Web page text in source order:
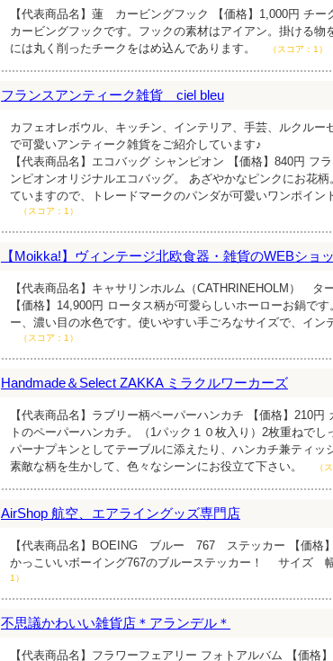
【代表商品名】蓮 カービングフック 【価格】1,000円 チー
カービングフックです。フックの素材はアイアン。掛ける物
には丸く削ったチークをはめ込んであります。
（スコア：1）
フランスアンティーク雑貨 ciel bleu
カフェオレボウル、キッチン、インテリア、手芸、ルクルー
で可愛いアンティーク雑貨をご紹介しています♪
【代表商品名】エコバッグ シャンピオン 【価格】840円 フ
ンピオンオリジナルエコバッグ。 あざやかなピンクにお花
ていますので、トレードマークのパンダが可愛いワンポイン
（スコア：1）
【Moikka!】ヴィンテージ北欧食器・雑貨のWEBショ
【代表商品名】キャサリンホルム（CATHRINEHOLM） タ
【価格】14,900円 ロータス柄が可愛らしいホーローお鍋で
ー、濃い目の水色です。使いやすい手ごろなサイズで、イン
（スコア：1）
Handmade＆Select ZAKKA ミラクルワーカーズ
【代表商品名】ラブリー柄ペーパーハンカチ 【価格】210円
トのペーパーハンカチ。（1パック１０枚入り）2枚重ねでし
パーナプキンとしてテーブルに添えたり、ハンカチ兼ティッ
素敵な柄を生かして、色々なシーンにお役立て下さい。
（
AirShop 航空、エアライングッズ専門店
【代表商品名】BOEING ブルー 767 ステッカー 【価格
かっこいいボーイング767のブルーステッカー！ サイ
1）
不思議かわいい雑貨店＊アランデル＊
【代表商品名】フラワーフェアリー フォトアルバム 【価格